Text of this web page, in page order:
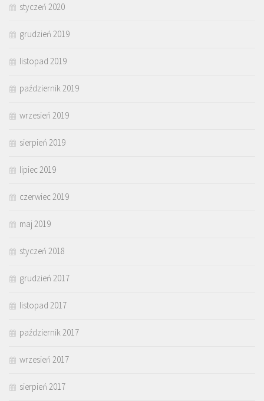
styczeń 2020
grudzień 2019
listopad 2019
październik 2019
wrzesień 2019
sierpień 2019
lipiec 2019
czerwiec 2019
maj 2019
styczeń 2018
grudzień 2017
listopad 2017
październik 2017
wrzesień 2017
sierpień 2017